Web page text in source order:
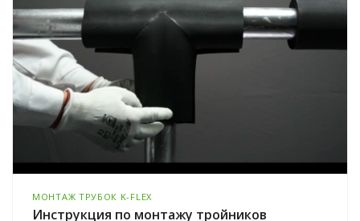
МОНТАЖ ТРУБОК K-FLEX
Инструкция по монтажу тройников